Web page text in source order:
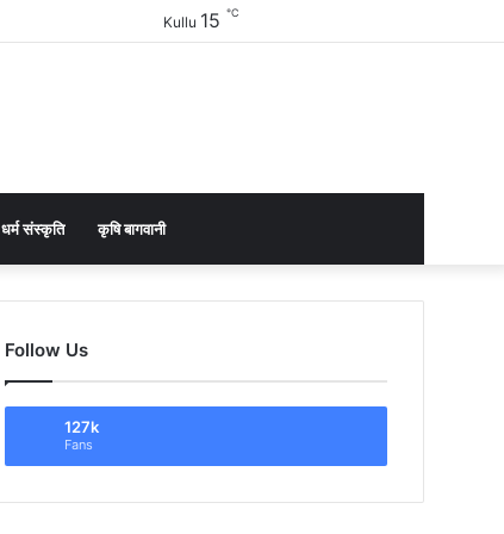
Kullu 15 ℃
धर्म संस्कृति कृषि बागवानी
Follow Us
127k
Fans